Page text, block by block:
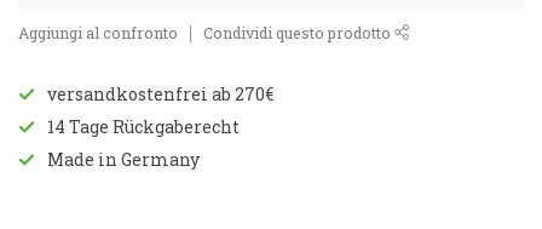
Aggiungi al confronto Condividi questo prodotto
versandkostenfrei ab 270€
14 Tage Rückgaberecht
Made in Germany